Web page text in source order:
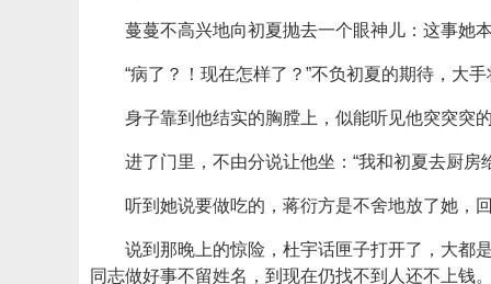
蔓蔓不高兴地向初夏抛去一个眼神儿：这事她
“病了？！现在怎样了？”不负初夏的期待，大
身子靠到他结实的胸膛上，似能听见他突突突
进了门里，不由分说让他坐：“我和初夏去厨房
听到她说要做吃的，蒋衍方是不舍地放了她，
说到那晚上的惊险，杜宇话匣子打开了，大都
同志做好事不留姓名，到现在仍找不到人还不上钱